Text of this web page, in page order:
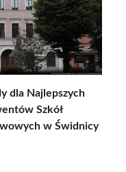
dla Najlepszych
Szkół
w Świdnicy